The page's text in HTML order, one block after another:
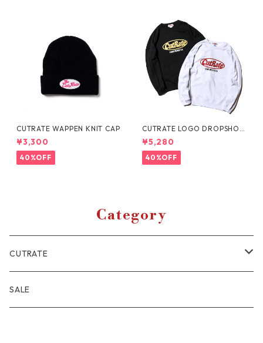
CUTRATE WAPPEN KNIT CAP
¥3,300
40%OFF
CUTRATE LOGO DROPSHOU
LDER CREW NECK SWEAT
¥5,280
40%OFF
Category
CUTRATE
JACKET
SALE